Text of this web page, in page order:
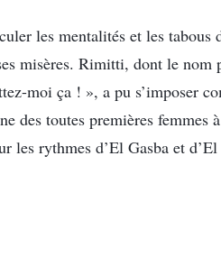
les mentalités et les tabous
misères. Rimitti, dont le nom
moi ça ! », a pu s’imposer
des toutes premières femmes
les rythmes d’El Gasba et